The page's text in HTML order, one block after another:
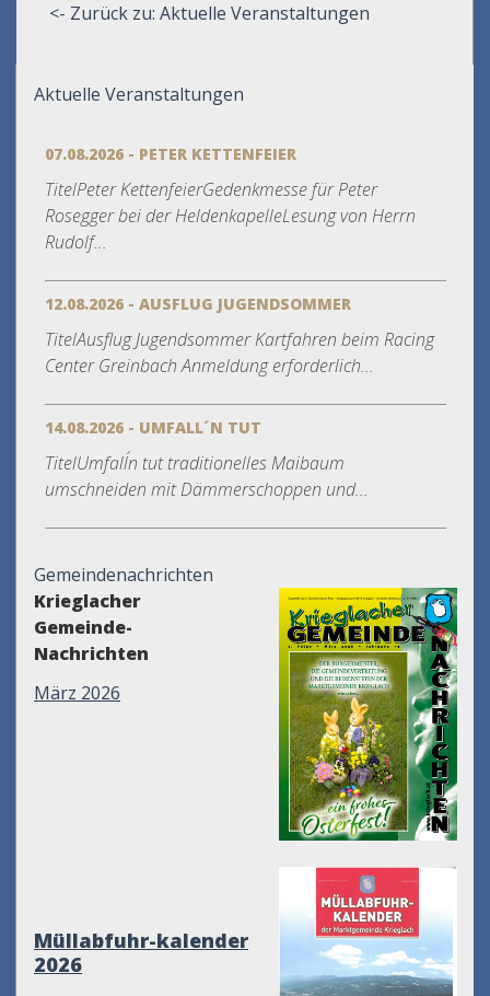
<- Zurück zu: Aktuelle Veranstaltungen
Aktuelle Veranstaltungen
07.08.2026 - PETER KETTENFEIER
TitelPeter KettenfeierGedenkmesse für Peter
Rosegger bei der HeldenkapelleLesung von Herrn
Rudolf...
12.08.2026 - AUSFLUG JUGENDSOMMER
TitelAusflug Jugendsommer Kartfahren beim Racing
Center Greinbach Anmeldung erforderlich...
14.08.2026 - UMFALL´N TUT
TitelUmfall´n tut traditionelles Maibaum
umschneiden mit Dämmerschoppen und...
Gemeindenachrichten
Krieglacher
Gemeinde-
Nachrichten
März 2026
Müllabfuhr-kalender
2026